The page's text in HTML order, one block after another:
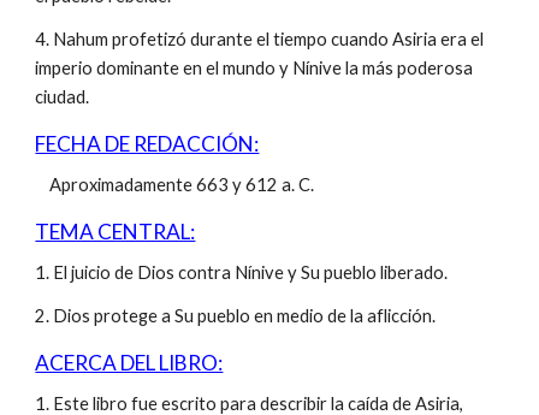
4. Nahum profetizó durante el tiempo cuando Asiria era el
imperio dominante en el mundo y Nínive la más poderosa
ciudad.
FECHA DE REDACCIÓN:
Aproximadamente 663 y 612 a. C.
TEMA CENTRAL:
1. El juicio de Dios contra Nínive y Su pueblo liberado.
2. Dios protege a Su pueblo en medio de la aflicción.
ACERCA DEL LIBRO:
1. Este libro fue escrito para describir la caída de Asiria,